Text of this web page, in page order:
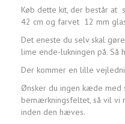
Køb dette kit, der består at
42 cm og farvet 12 mm
Det eneste du selv skal
lime ende-lukningen på. Så
Der kommer en lille
Ønsker du ingen kæde med
bemærkningsfeltet, så vil vi
inden den hæves.